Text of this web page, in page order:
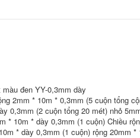
Băng keo hai mặt
băng keo dải đèn
LED dày 1-2-3mm
băng dính 2 mặt
màu đen
209,000
đen YY-0,3mm dày
2mm * 10m * 0,3mm (5 cuộn tổng
0,3mm (2 cuộn tổng 20 mét) nhỏ
* 10m * dày 0,3mm (1 cuộn) Chiều
* dày 0,3mm (1 cuộn) rộng 20mm